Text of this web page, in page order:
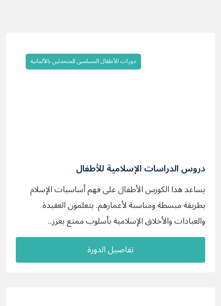
دورات للأطفال المسلمين للمتحدثين بالألمانية
دروس الدراسات الإسلامية للأطفال
يساعد هذا الكورس الأطفال على فهم أساسيات الإسلام
بطريقة مبسطة ومناسبة لأعمارهم. يتعلمون العقيدة
والعبادات والأخلاق الإسلامية بأسلوب ممتع يعزز..
تفاصيل الدورة